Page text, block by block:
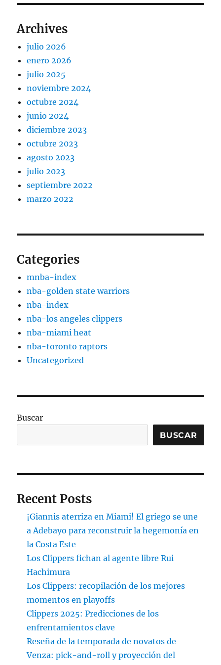
Archives
julio 2026
enero 2026
julio 2025
noviembre 2024
octubre 2024
junio 2024
diciembre 2023
octubre 2023
agosto 2023
julio 2023
septiembre 2022
marzo 2022
Categories
mnba-index
nba-golden state warriors
nba-index
nba-los angeles clippers
nba-miami heat
nba-toronto raptors
Uncategorized
Buscar
BUSCAR
Recent Posts
¡Giannis aterriza en Miami! El griego se une
a Adebayo para reconstruir la hegemonía en
la Costa Este
Los Clippers fichan al agente libre Rui
Hachimura
Los Clippers: recopilación de los mejores
momentos en playoffs
Clippers 2025: Predicciones de los
enfrentamientos clave
Reseña de la temporada de novatos de
Venza: pick-and-roll y proyección del